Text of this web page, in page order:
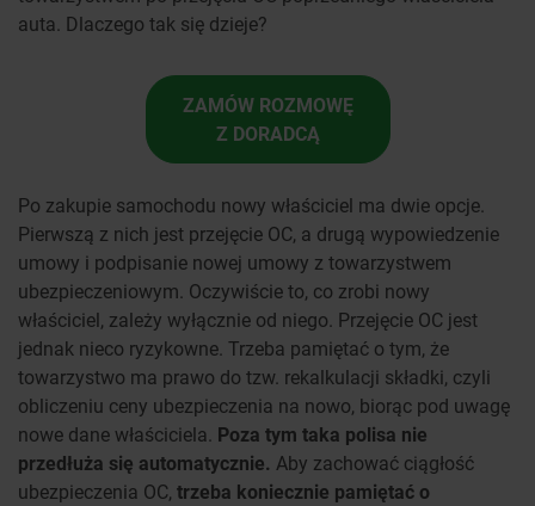
auta. Dlaczego tak się dzieje?
ZAMÓW ROZMOWĘ
Z DORADCĄ
Po zakupie samochodu nowy właściciel ma dwie opcje.
Pierwszą z nich jest przejęcie OC, a drugą wypowiedzenie
umowy i podpisanie nowej umowy z towarzystwem
ubezpieczeniowym. Oczywiście to, co zrobi nowy
właściciel, zależy wyłącznie od niego. Przejęcie OC jest
jednak nieco ryzykowne. Trzeba pamiętać o tym, że
towarzystwo ma prawo do tzw. rekalkulacji składki, czyli
obliczeniu ceny ubezpieczenia na nowo, biorąc pod uwagę
nowe dane właściciela. Poza tym taka polisa nie
przedłuża się automatycznie. Aby zachować ciągłość
ubezpieczenia OC, trzeba koniecznie pamiętać o